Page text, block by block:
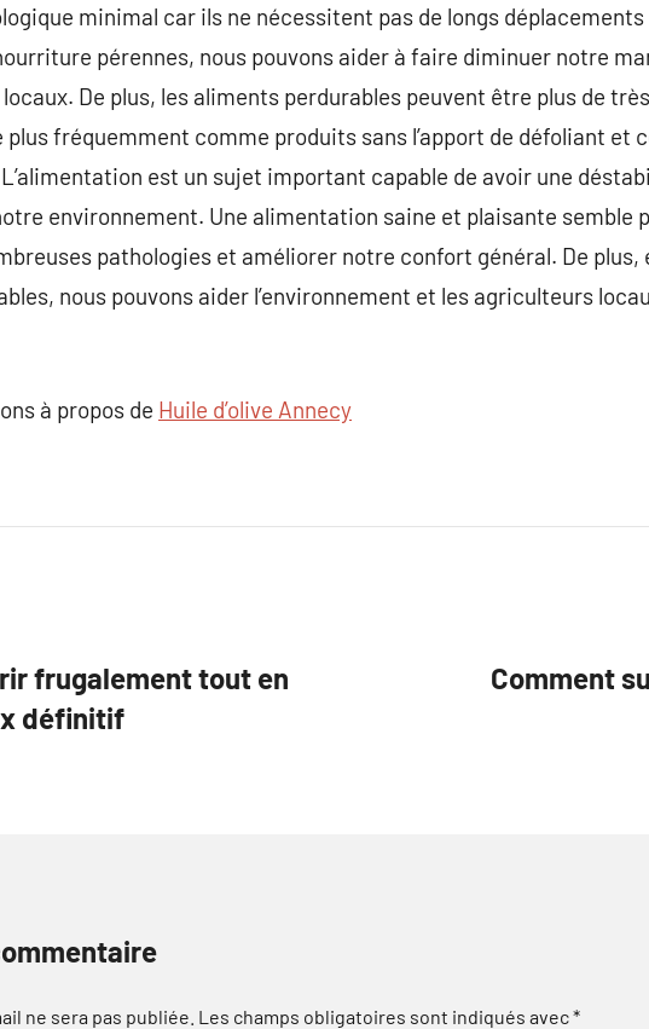
minimal car ils ne nécessitent pas de longs
pérennes, nous pouvons aider à faire diminuer notre
De plus, les aliments perdurables peuvent être plus de
fréquemment comme produits sans l’apport de défoliant et
est un sujet important capable de avoir une
environnement. Une alimentation saine et plaisante semble
pathologies et améliorer notre confort général. De plus,
nous pouvons aider l’environnement et les agriculteurs
à propos de Huile d’olive Annecy
frugalement tout en
définitif
Comment
ne sera pas publiée. Les champs obligatoires sont indiqués avec*